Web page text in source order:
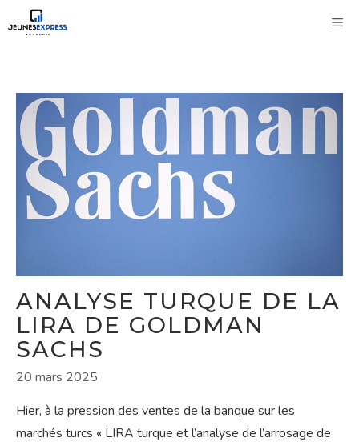
au
ANALYSE TURQUE DE LA
LIRA DE GOLDMAN
SACHS
20 mars 2025
Hier, à la pression des ventes de la banque sur les
marchés turcs « LIRA turque et l’analyse de l’arrosage de